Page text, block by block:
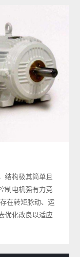
结构极其简单且
制电机强有力竞
在转矩脉动、运
优化改良以适应